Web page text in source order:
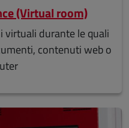
(Virtual room)
virtuali durante le quali
contenuti web o